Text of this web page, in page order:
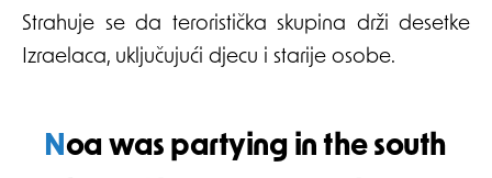
Strahuje se da teroristička skupina drži desetke
Izraelaca, uključujući djecu i starije osobe.
Noa was partying in the south